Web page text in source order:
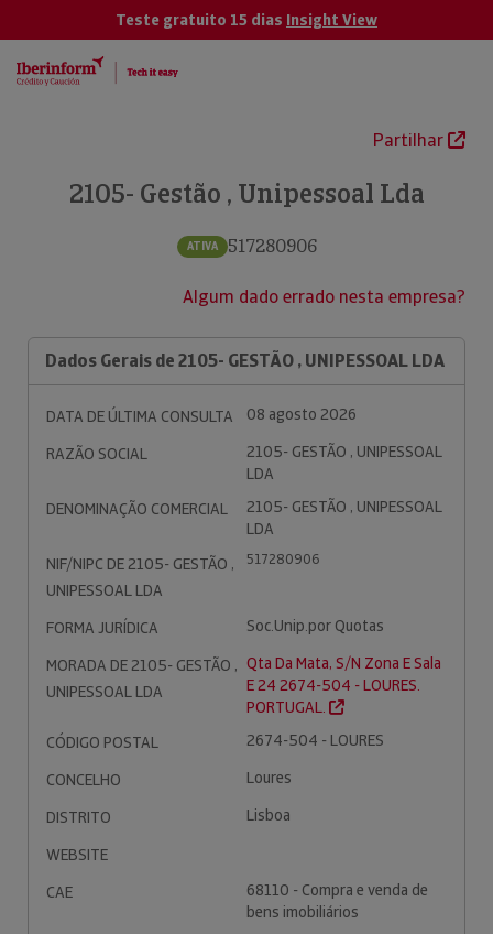
Teste gratuito 15 dias Insight View
Partilhar
2105- Gestão , Unipessoal Lda
ATIVA 517280906
Algum dado errado nesta empresa?
Dados Gerais de 2105- GESTÃO , UNIPESSOAL LDA
DATA DE ÚLTIMA CONSULTA
08 agosto 2026
RAZÃO SOCIAL
2105- GESTÃO , UNIPESSOAL
LDA
DENOMINAÇÃO COMERCIAL
2105- GESTÃO , UNIPESSOAL
LDA
NIF/NIPC DE 2105- GESTÃO ,
UNIPESSOAL LDA
517280906
FORMA JURÍDICA
Soc.Unip.por Quotas
MORADA DE 2105- GESTÃO ,
UNIPESSOAL LDA
Qta Da Mata, S/N Zona E Sala
E 24 2674-504 - LOURES.
PORTUGAL.
CÓDIGO POSTAL
2674-504 - LOURES
CONCELHO
Loures
DISTRITO
Lisboa
WEBSITE
CAE
68110 - Compra e venda de
bens imobiliários